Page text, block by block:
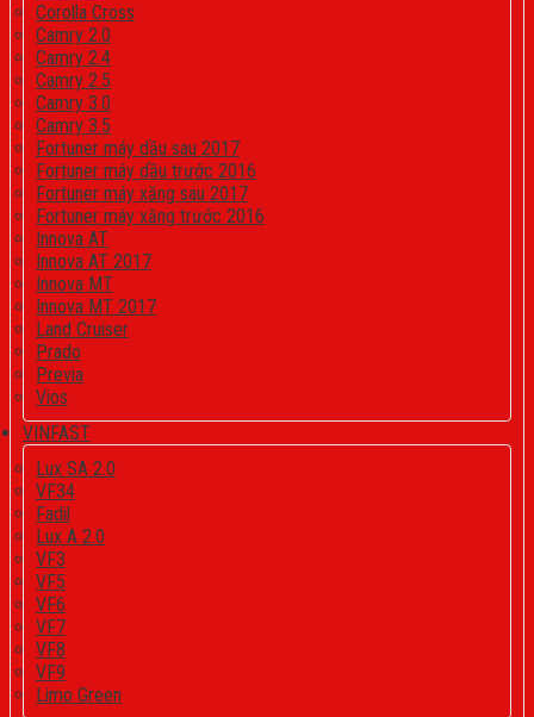
Corolla Cross
Camry 2.0
Camry 2.4
Camry 2.5
Camry 3.0
Camry 3.5
Fortuner máy dầu sau 2017
Fortuner máy dầu trước 2016
Fortuner máy xăng sau 2017
Fortuner máy xăng trước 2016
Innova AT
Innova AT 2017
Innova MT
Innova MT 2017
Land Cruiser
Prado
Previa
Vios
VINFAST
Lux SA 2.0
VF34
Fadil
Lux A 2.0
VF3
VF5
VF6
VF7
VF8
VF9
Limo Green